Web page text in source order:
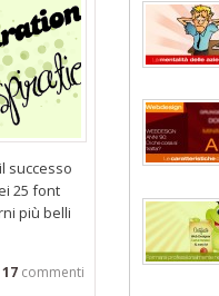
successo
25 font
più belli
17commenti